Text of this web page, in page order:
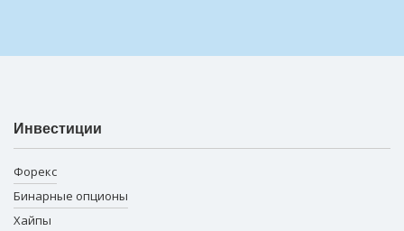
Инвестиции
Форекс
Бинарные опционы
Хайпы